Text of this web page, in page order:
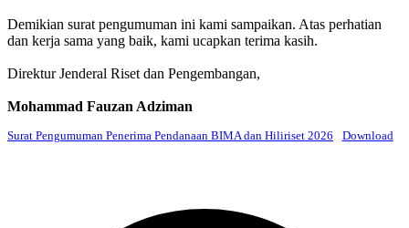
Demikian surat pengumuman ini kami sampaikan. Atas perhatian
dan kerja sama yang baik, kami ucapkan terima kasih.
Direktur Jenderal Riset dan Pengembangan,
Mohammad Fauzan Adziman
Surat Pengumuman Penerima Pendanaan BIMA dan Hiliriset 2026 Download